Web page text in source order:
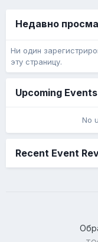
Недавно
Ни один
эту страницу.
Upcoming Events
No
Recent Event